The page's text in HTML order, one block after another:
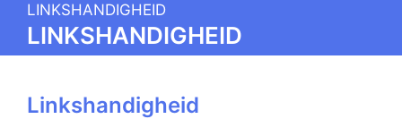
LINKSHANDIGHEID
LINKSHANDIGHEID
Linkshandigheid